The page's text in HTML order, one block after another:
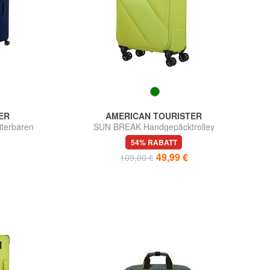
AMERICAN TOURISTER
SUN BREAK Handgepäcktrolley
54% RABATT
109,00 € 49,99 €